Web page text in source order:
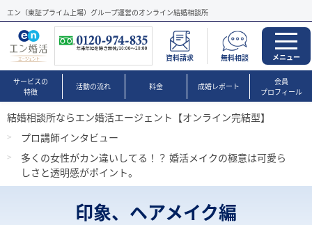
エン（東証プライム上場）グループ運営のオンライン結婚相談所
資料請求 無料相談 メニュー
サービスの
特徴
活動の流れ 料金 成婚レポート
会員
プロフィール
結婚相談所ならエン婚活エージェント【オンライン完結型】
プロ講師インタビュー
多くの女性がカン違いしてる！？ 婚活メイクの極意は可愛ら
しさと透明感がポイント。
印象、ヘアメイク編